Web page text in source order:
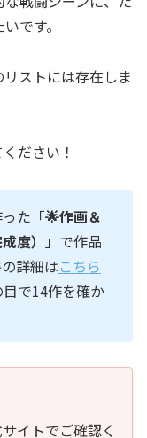
です。
ストには存在しま
ださい！
た「🌟作画＆
度）
」で作品
詳細はこちら
で14作を確か
イトでご確認く